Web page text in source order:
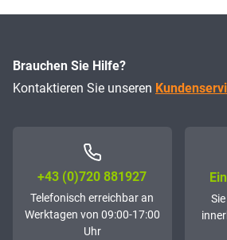
Brauchen Sie Hilfe?
Kontaktieren Sie unseren
+43 (0)72­0 881927
Telefonisch erreichbar an
Werktagen von 09:00-17:00
Uhr